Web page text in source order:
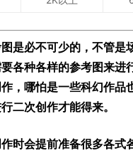
是必不可少的，不管是
各种各样的参考图来进
，哪怕是一些科幻作品
二次创作才能得来。
时会提前准备很多各式